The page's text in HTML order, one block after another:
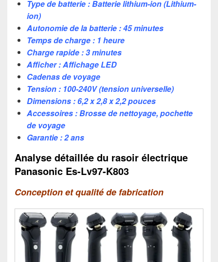
Type de batterie : Batterie lithium-ion (Lithium-
ion)
Autonomie de la batterie : 45 minutes
Temps de charge : 1 heure
Charge rapide : 3 minutes
Afficher : Affichage LED
Cadenas de voyage
Tension : 100-240V (tension universelle)
Dimensions : 6,2 x 2,8 x 2,2 pouces
Accessoires : Brosse de nettoyage, pochette
de voyage
Garantie : 2 ans
Analyse détaillée du rasoir électrique
Panasonic Es-Lv97-K803
Conception et qualité de fabrication